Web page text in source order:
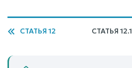
СТАТЬЯ 12 СТАТЬЯ 12.1